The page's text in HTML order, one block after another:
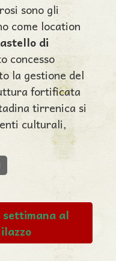
sono gli
come location
di
concesso
la gestione del
fortificata
tirrenica si
culturali,
al